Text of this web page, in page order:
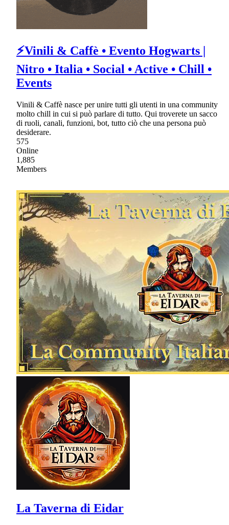
⚡Vinili & Caffè • Evento Hogwarts |
Nitro • Italia • Social • Active • Chill •
Events
Vinili & Caffè nasce per unire tutti gli utenti in una community
molto chill in cui si può parlare di tutto. Qui troverete un sacco
di ruoli, canali, funzioni, bot, tutto ciò che una persona può
desiderare.
575
Online
1,885
Members
La Taverna di Eidar